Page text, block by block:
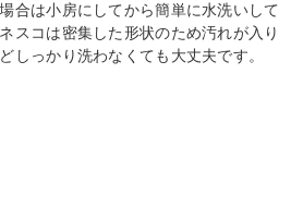
合は小房にしてから簡単に水洗いして
スコは密集した形状のため汚れが入り
しっかり洗わなくても大丈夫です。